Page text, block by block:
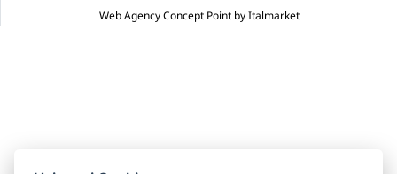
Web Agency Concept Point by Italmarket